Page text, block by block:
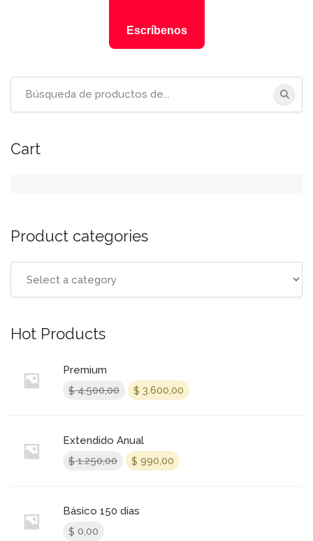
Escríbenos
Cart
Product categories
Hot Products
Premium
$4.500,00 $ 3.600,00
Extendido Anual
$1.250,00 $ 990,00
Básico 150 dias
$ 0,00